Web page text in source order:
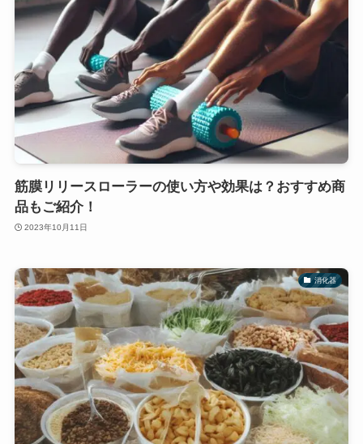
筋膜リリースローラーの使い方や効果は？おすすめ商
品もご紹介！
2023年10月11日
消化器